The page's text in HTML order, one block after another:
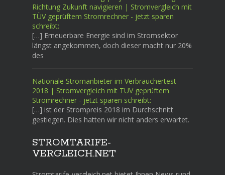
Richtung Zukunft navigieren | Stromvergleich mit
TÜV geprüftem Stromrechner - jetzt sparen
schreibt:
[…] Erneuerbare Energie sind im Stromsektor
längst angekommen, doch dieser macht nur 20%
des
Nationale Stromanbieter im Verbrauchertest
2018 | Stromvergleich mit TÜV geprüftem
Stromrechner - jetzt sparen schreibt:
[…] ist der Strompreis 2018 im Durchschnitt
gestiegen. Dies hatten wir nicht anders erwartet.
STROMTARIFE-
VERGLEICH.NET